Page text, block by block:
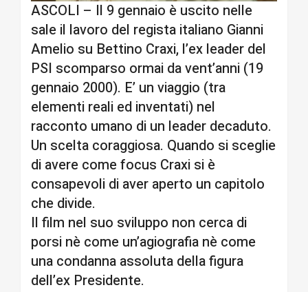
ASCOLI – Il 9 gennaio è uscito nelle
sale il lavoro del regista italiano Gianni
Amelio su Bettino Craxi, l’ex leader del
PSI scomparso ormai da vent’anni (19
gennaio 2000). E’ un viaggio (tra
elementi reali ed inventati) nel
racconto umano di un leader decaduto.
Un scelta coraggiosa. Quando si sceglie
di avere come focus Craxi si è
consapevoli di aver aperto un capitolo
che divide.
Il film nel suo sviluppo non cerca di
porsi nè come un’agiografia nè come
una condanna assoluta della figura
dell’ex Presidente.